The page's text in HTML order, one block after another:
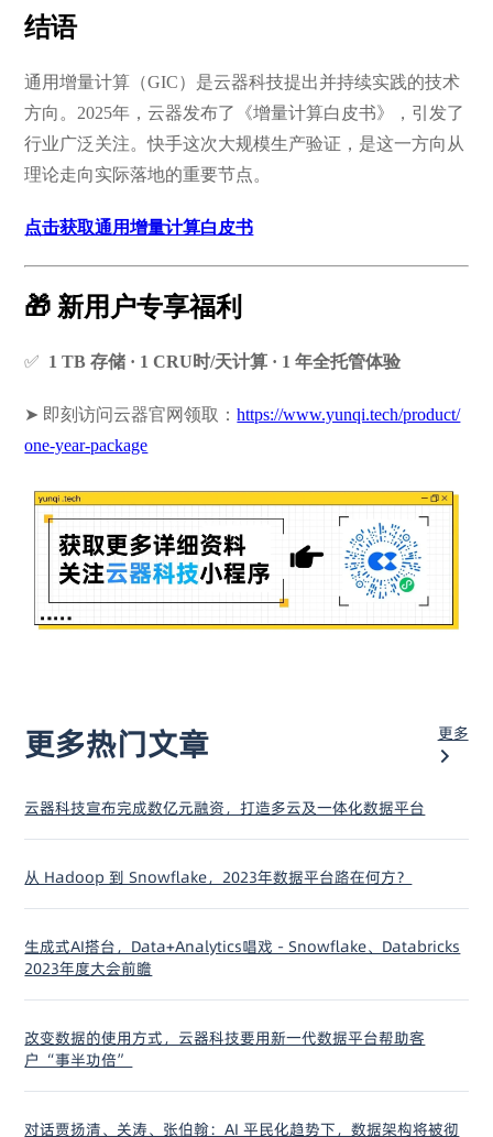
结语
通用增量计算（GIC）是云器科技提出并持续实践的技术
方向。2025年，云器发布了《增量计算白皮书》，引发了
行业广泛关注。快手这次大规模生产验证，是这一方向从
理论走向实际落地的重要节点。
点击获取通用增量计算白皮书
🎁 新用户专享福利
✅ 1 TB 存储 · 1 CRU时/天计算 · 1 年全托管体验
➤ 即刻访问云器官网领取：https://www.yunqi.tech/product/
one-year-package
更多热门文章 更多
云器科技宣布完成数亿元融资，打造多云及一体化数据平台
从 Hadoop 到 Snowflake，2023年数据平台路在何方？
生成式AI搭台，Data+Analytics唱戏 - Snowflake、Databricks
2023年度大会前瞻
改变数据的使用方式，云器科技要用新一代数据平台帮助客
户“事半功倍”
对话贾扬清、关涛、张伯翰：AI 平民化趋势下，数据架构将被彻